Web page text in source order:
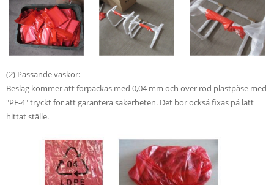
(2) Passande väskor:
Beslag kommer att förpackas med 0,04 mm och över röd plastpåse med
"PE-4" tryckt för att garantera säkerheten. Det bör också fixas på lätt
hittat ställe.